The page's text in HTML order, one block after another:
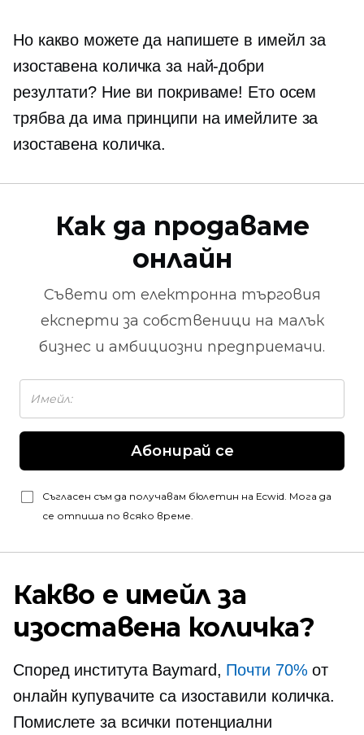
Но какво можете да напишете в имейл за
изоставена количка за най-добри
резултати? Ние ви покриваме! Ето осем
трябва да имапринципи на имейлите за
изоставена количка.
Как да продаваме
онлайн
Съвети от електронна търговия
експерти за собственици на малък
бизнес и амбициозни предприемачи.
Абонирай се
Съгласен съм да получавам бюлетин на Ecwid. Мога да
се отпиша по всяко време.
Какво е имейл за
изоставена количка?
Според института Baymard, Почти 70% от
онлайн купувачите са изоставили количка.
Помислете за всички потенциални